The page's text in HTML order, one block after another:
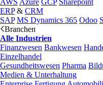
AWS Azure GCP Sharepoint
ERP& CRM
SAP MS Dynamics 365 Odoo
Branchen
Alle Industrien
Finanzwesen Bankwesen
Einzelhandel
Gesundheitswesen Pharma
Medien & Unterhaltung